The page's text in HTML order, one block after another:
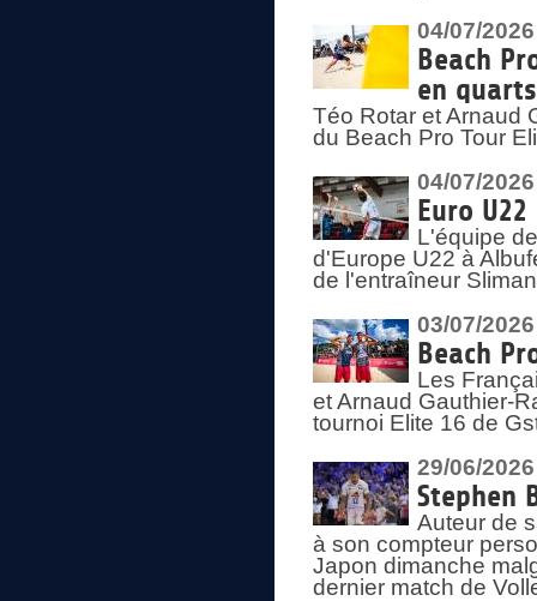
04/07/2026
Beach
en quarts
Téo Rotar et Arnaud
du Beach Pro Tour
04/07/2026
Euro
L'équipe
d'Europe U22 à
de l'entraîneur
03/07/2026
Beach
Les
et Arnaud Gauthier-
tournoi Elite 16 de
29/06/2026
Stephen
Auteur de
à son compteur
Japon dimanche
dernier match de